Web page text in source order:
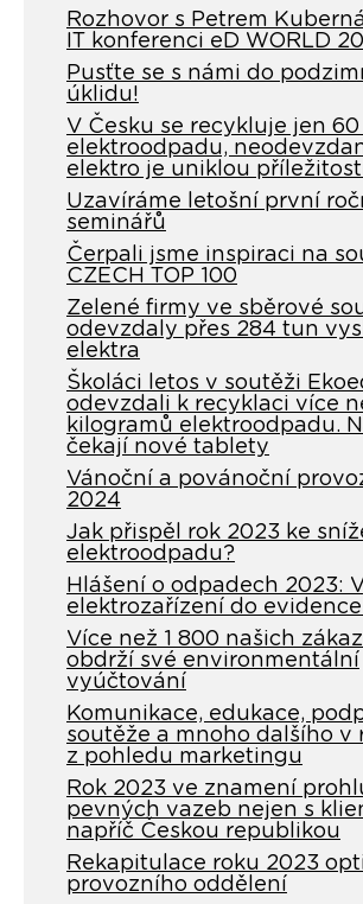
Rozhovor s Petrem
IT konferenci eD WORLD
Pusťte se s námi do
úklidu!
V Česku se recykluje jen 60
elektroodpadu,
elektro je uniklou
Uzavíráme letošní první
seminářů
Čerpali jsme inspiraci na
CZECH TOP 100
Zelené firmy ve sběrové
odevzdaly přes 284 tun
elektra
Školáci letos v soutěži
odevzdali k recyklaci více
kilogramů elektroodpadu.
čekají nové tablety
Vánoční a povánoční
2024
Jak přispěl rok 2023 ke
elektroodpadu?
Hlášení o odpadech 2023:
elektrozařízení do
Více než 1 800 našich
obdrží své environmentální
vyúčtování
Komunikace, edukace,
soutěže a mnoho dalšího v
z pohledu marketingu
Rok 2023 ve znamení
pevných vazeb nejen s
napříč Českou republikou
Rekapitulace roku 2023
provozního oddělení